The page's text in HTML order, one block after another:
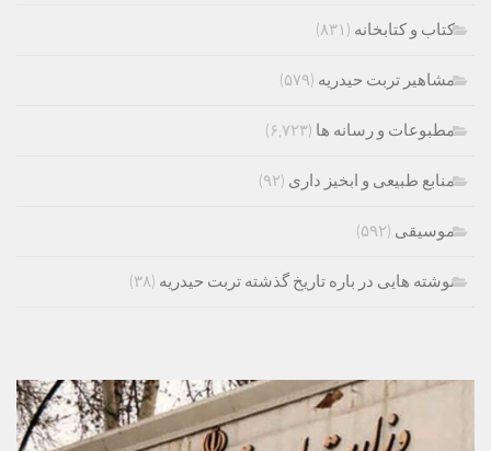
کتاب و کتابخانه (۸۳۱)
مشاهیر تربت حیدریه (۵۷۹)
مطبوعات و رسانه ها (۶,۷۲۳)
منابع طبیعی و ابخیز داری (۹۲)
موسیقی (۵۹۲)
نوشته هایی در باره تاریخ گذشته تربت حیدریه (۳۸)